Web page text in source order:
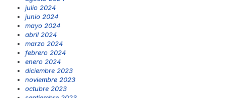
julio 2024
junio 2024
mayo 2024
abril 2024
marzo 2024
febrero 2024
enero 2024
diciembre 2023
noviembre 2023
octubre 2023